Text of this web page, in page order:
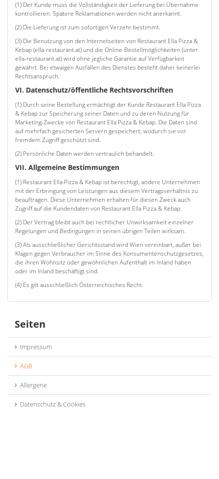
(1) Der Kunde muss die Vollständigkeit der Lieferung bei Übernahme
kontrollieren. Spätere Reklamationen werden nicht anerkannt.
(2) Die Lieferung ist zum sofortigen Verzehr bestimmt.
(3) Die Benutzung von den Internetseiten von Restaurant Ella Pizza &
Kebap (ella-restaurant.at) und die Online-Bestellmöglichkeiten (unter
ella-restaurant.at) wird ohne jegliche Garantie auf Verfügbarkeit
gewährt. Bei etwaigen Ausfällen des Dienstes besteht daher keinerlei
Rechtsanspruch.
VI. Datenschutz/öffentliche Rechtsvorschriften
(1) Durch seine Bestellung ermächtigt der Kunde Restaurant Ella Pizza
& Kebap zur Speicherung seiner Daten und zu deren Nutzung für
Marketing-Zwecke von Restaurant Ella Pizza & Kebap. Die Daten sind
auf mehrfach gesicherten Servern gespeichert, wodurch sie vor
fremdem Zugriff geschützt sind.
(2) Persönliche Daten werden vertraulich behandelt.
VII. Allgemeine Bestimmungen
(1) Restaurant Ella Pizza & Kebap ist berechtigt, andere Unternehmen
mit der Erbringung von Leistungen aus diesem Vertragsverhältnis zu
beauftragen. Diese Unternehmen erhalten für diesen Zweck auch
Zugriff auf die Kundendaten von Restaurant Ella Pizza & Kebap.
(2) Der Vertrag bleibt auch bei rechtlicher Unwirksamkeit einzelner
Regelungen und Bedingungen in seinen übrigen Teilen wirksam.
(3) Als ausschließlicher Gerichtsstand wird Wien vereinbart, außer bei
Klagen gegen Verbraucher im Sinne des Konsumentenschutzgesetzes,
die ihren Wohnsitz oder gewöhnlichen Aufenthalt im Inland haben
oder im Inland beschäftigt sind.
(4) Es gilt ausschließlich Österreichisches Recht.
Seiten
Impressum
AGB
Allergene
Datenschutz & Cookies